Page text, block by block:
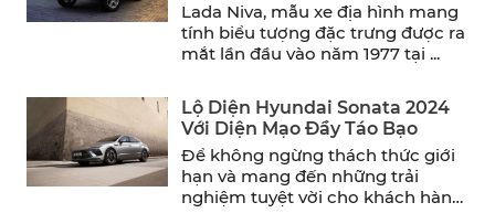
Lada Niva, mẫu xe địa hình mang
tính biểu tượng đặc trưng được ra
mắt lần đầu vào năm 1977 tại ...
Lộ Diện Hyundai Sonata 2024
Với Diện Mạo Đầy Táo Bạo
Để không ngừng thách thức giới
hạn và mang đến những trải
nghiệm tuyệt vời cho khách hàng,